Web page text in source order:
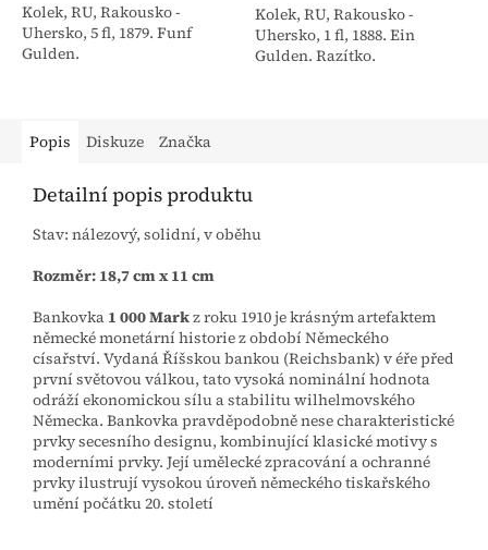
Kolek, RU, Rakousko -
Uhersko, 5 fl, 1879. Funf
Gulden.
Kolek, RU, Rakousko -
Uhersko, 1 fl, 1888. Ein
Gulden. Razítko.
Popis Diskuze Značka
Detailní popis produktu
Stav: nálezový, solidní, v oběhu
Rozměr: 18,7 cm x 11 cm
Bankovka 1 000 Markz roku 1910 je krásným artefaktem
německé monetární historie z období Německého
císařství. Vydaná Říšskou bankou (Reichsbank) v éře před
první světovou válkou, tato vysoká nominální hodnota
odráží ekonomickou sílu a stabilitu wilhelmovského
Německa. Bankovka pravděpodobně nese charakteristické
prvky secesního designu, kombinující klasické motivy s
moderními prvky. Její umělecké zpracování a ochranné
prvky ilustrují vysokou úroveň německého tiskařského
umění počátku 20. století